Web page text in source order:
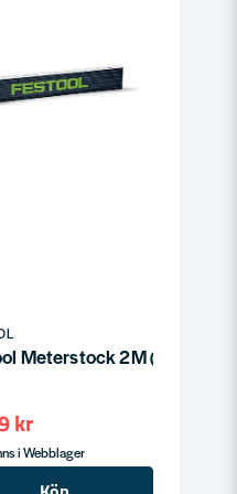
D150/MJ2-FX-W-HT
Meterstock 2M
kr
i Webblager